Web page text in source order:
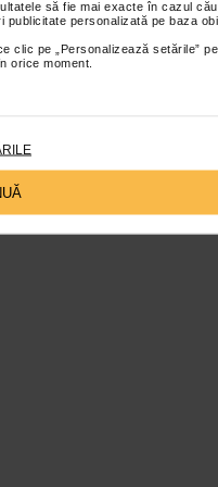
să fie mai exacte în cazul
personalizată pe baza
clic pe „Personalizează setările”
orice moment.
meci Pitesti a
8 -4 si s-au clasat pe